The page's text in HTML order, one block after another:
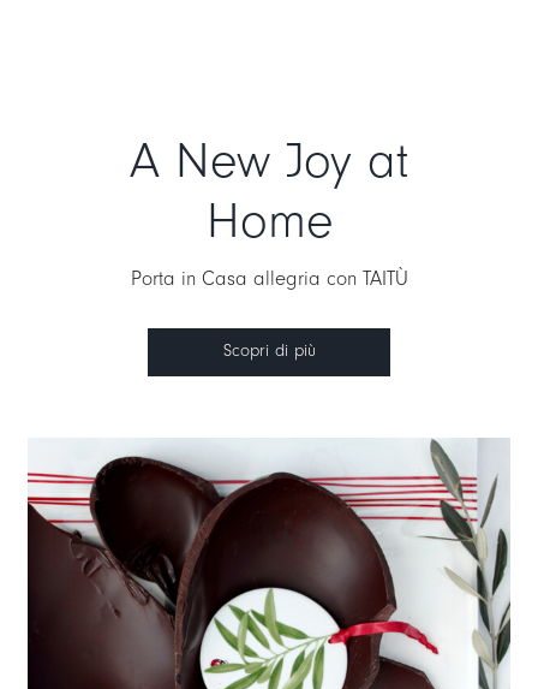
A New Joy at
Home
Porta in Casa allegria con TAITÙ
Scopri di più